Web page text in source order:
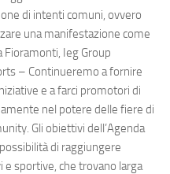
di intenti comuni, ovvero
una manifestazione come
Fioramonti, Ieg Group
– Continueremo a fornire
e a farci promotori di
nel potere delle fiere di
Gli obiettivi dell’Agenda
di raggiungere
sportive, che trovano larga